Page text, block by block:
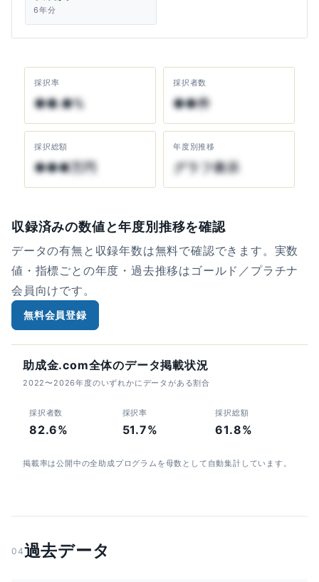
6年分
採択率
●●.●%
採択者数
●●件
採択総額
●●●万円
年度別推移
グラフ表示
収録済みの数値と年度別推移を確認
データの有無と収録年数は無料で確認できます。実数
値・指標ごとの年度・過去推移はゴールド／プラチナ
会員向けです。
無料会員登録
助成金.com全体のデータ掲載状況
2022〜2026年度のいずれかにデータがある割合
採択者数
82.6%
採択率
51.7%
採択総額
61.8%
掲載率は公開中の全助成プログラムを母数として自動集計しています。
04過去データ